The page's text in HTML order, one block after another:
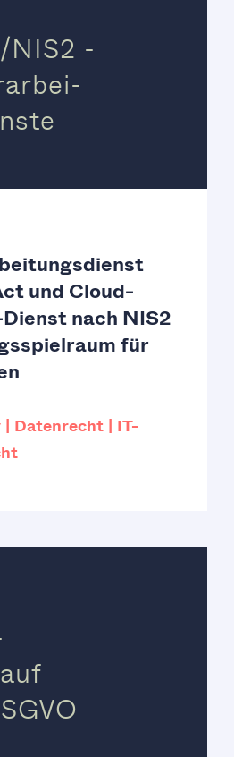
NIS2 -
und Cloud-
nach NIS2
für
Datenrecht
IT-